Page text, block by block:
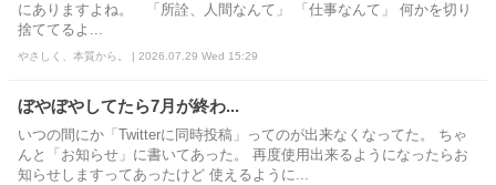
にありますよね。 「所詮、人間なんて」 「仕事なんて」 何かを切り
捨ててるよ...
やさしく、本質から。 | 2026.07.29 Wed 15:29
ぼやぼやしてたら7月が終わ...
いつの間にか「Twitterに同時投稿」ってのが出来なくなってた。 ちゃ
んと「お知らせ」に書いてあった。 再度使用出来るようになったらお
知らせしますってあったけど 使えるように...